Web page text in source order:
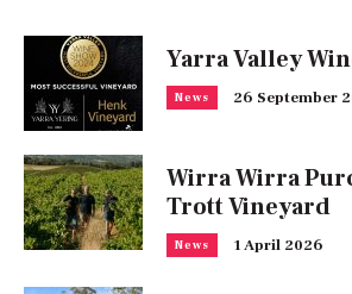
Yarra Valley
News 26 September
Wirra Wirra
Trott Vineyard
News 1 April 2026